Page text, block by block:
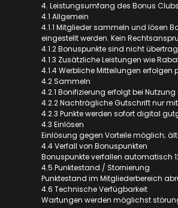
4. Leistungsumfang des Bonus Clubs
4.1 Allgemein
4.1.1 Mitglieder sammeln und lösen
eingestellt werden. Kein
4.1.2 Bonuspunkte sind nicht
4.1.3 Zusätzliche Leistungen wie
4.1.4 Werbliche Mitteilungen erfolgen
4.2 Sammeln
4.2.1 Bonifizierung erfolgt bei
4.2.2 Nachträgliche Gutschrift nur
4.2.3 Punkte werden sofort digital
4.3 Einlösen
Einlösung gegen Vorteile möglich;
4.4 Verfall von Bonuspunkten
Bonuspunkte verfallen automatisch
4.5 Punktestand / Stornierung
Punktestand im Mitgliederbereich
4.6 Technische Verfügbarkeit
Wartungen werden möglichst